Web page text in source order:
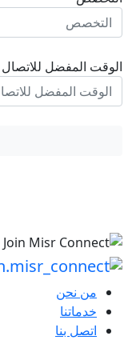
الوقت المفضل للاتصال
من نحن
خدماتنا
اتصل بنا